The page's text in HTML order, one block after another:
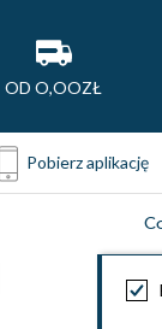
OD O,OOZŁ
Pobierz aplikację